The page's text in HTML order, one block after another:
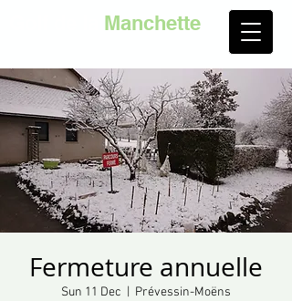
Manchette
Fermeture annuelle
Sun 11 Dec Prévessin-Moëns